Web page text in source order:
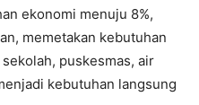
ekonomi menuju 8%,
memetakan kebutuhan
puskesmas, air
kebutuhan langsung